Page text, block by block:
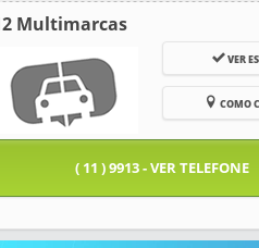
Multimarcas
VER
COMO
( 11 ) 9913 - VER TELEFONE